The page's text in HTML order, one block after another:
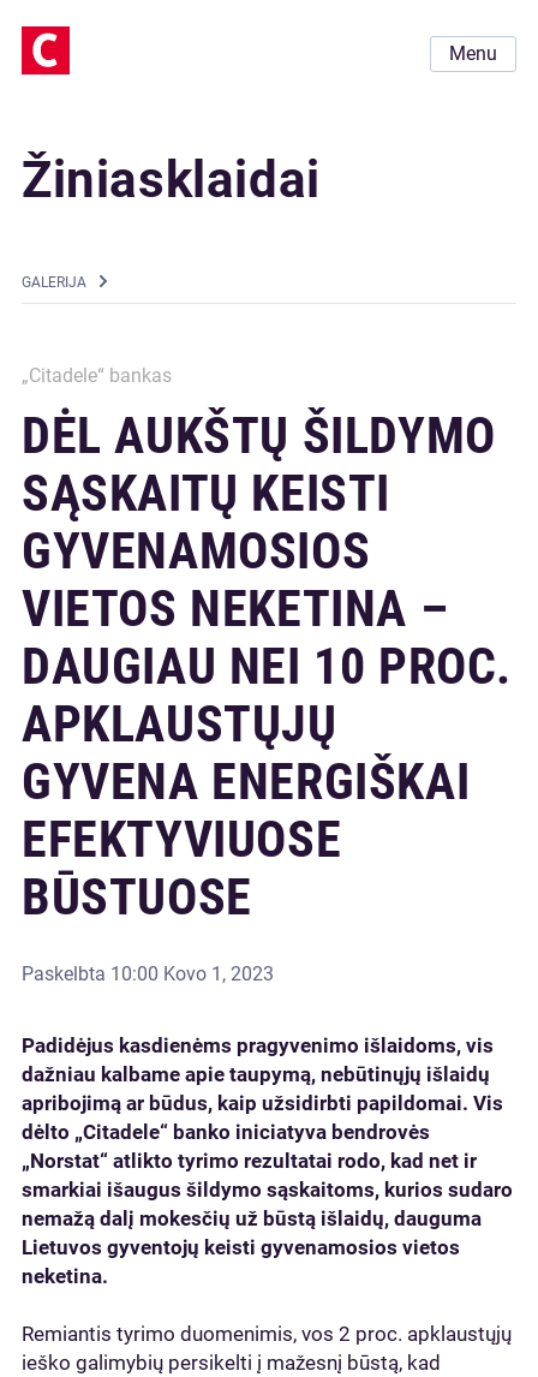
Menu
Žiniasklaidai
GALERIJA
„Citadele“ bankas
DĖL AUKŠTŲ ŠILDYMO
SĄSKAITŲ KEISTI
GYVENAMOSIOS
VIETOS NEKETINA –
DAUGIAU NEI 10 PROC.
APKLAUSTŲJŲ
GYVENA ENERGIŠKAI
EFEKTYVIUOSE
BŪSTUOSE
Paskelbta 10:00 Kovo 1, 2023
Padidėjus kasdienėms pragyvenimo išlaidoms, vis
dažniau kalbame apie taupymą, nebūtinųjų išlaidų
apribojimą ar būdus, kaip užsidirbti papildomai. Vis
dėlto „Citadele“ banko iniciatyva bendrovės
„Norstat“ atlikto tyrimo rezultatai rodo, kad net ir
smarkiai išaugus šildymo sąskaitoms, kurios sudaro
nemažą dalį mokesčių už būstą išlaidų, dauguma
Lietuvos gyventojų keisti gyvenamosios vietos
neketina.
Remiantis tyrimo duomenimis, vos 2 proc. apklaustųjų
ieško galimybių persikelti į mažesnį būstą, kad